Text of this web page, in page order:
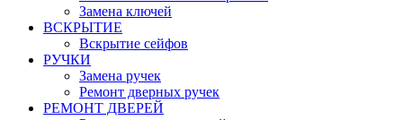
Замена ключей
ВСКРЫТИЕ
Вскрытие сейфов
РУЧКИ
Замена ручек
Ремонт дверных ручек
РЕМОНТ ДВЕРЕЙ